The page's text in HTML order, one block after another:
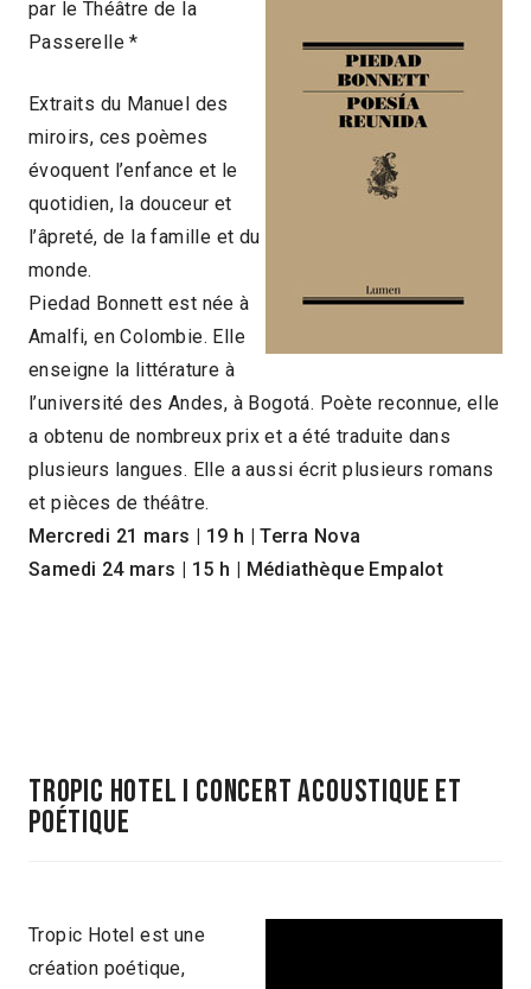
par le Théâtre de la
Passerelle *
Extraits du Manuel des
miroirs, ces poèmes
évoquent l’enfance et le
quotidien, la douceur et
l’âpreté, de la famille et du
monde.
Piedad Bonnett est née à
Amalfi, en Colombie. Elle
enseigne la littérature à
l’université des Andes, à Bogotá. Poète reconnue, elle
a obtenu de nombreux prix et a été traduite dans
plusieurs langues. Elle a aussi écrit plusieurs romans
et pièces de théâtre.
Mercredi 21 mars | 19 h | Terra Nova
Samedi 24 mars | 15 h | Médiathèque Empalot
Tropic Hotel I Concert acoustique et
poétique
Tropic Hotel est une
création poétique,